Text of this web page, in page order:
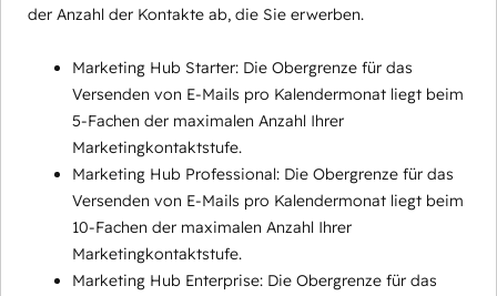
der Anzahl der Kontakte ab, die Sie erwerben.
Marketing Hub Starter: Die Obergrenze für das
Versenden von E-Mails pro Kalendermonat liegt beim
5-Fachen der maximalen Anzahl Ihrer
Marketingkontaktstufe.
Marketing Hub Professional: Die Obergrenze für das
Versenden von E-Mails pro Kalendermonat liegt beim
10-Fachen der maximalen Anzahl Ihrer
Marketingkontaktstufe.
Marketing Hub Enterprise: Die Obergrenze für das